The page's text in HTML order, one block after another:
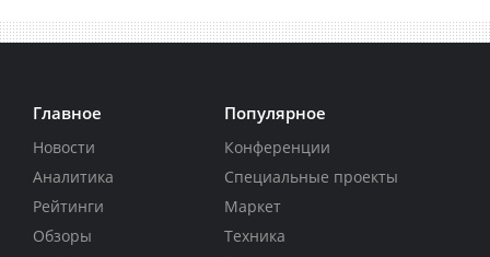
Главное
Новости
Аналитика
Рейтинги
Обзоры
Популярное
Конференции
Специальные проекты
Маркет
Техника